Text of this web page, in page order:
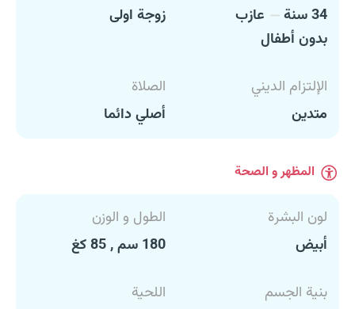
34 سنة
عازب
بدون أطفال
زوجة اولى
الإلتزام الديني
متدين
الصلاة
أصلي دائما
المظهر و الصحة
لون البشرة
أبيض
الطول و الوزن
180 سم , 85 كغ
بنية الجسم
اللحية